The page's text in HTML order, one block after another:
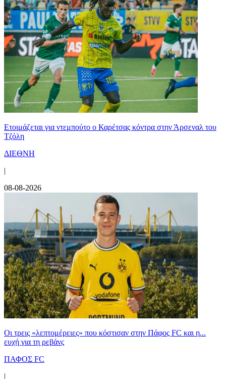
Ετοιμάζεται για ντεμπούτο ο Καρέτσας κόντρα στην Άρσεναλ του
Τζόλη
ΔΙΕΘΝΗ
|
08-08-2026
Οι τρεις «λεπτομέρειες» που κόστισαν στην Πάφος FC και η...
ευχή για τη ρεβάνς
ΠΑΦΟΣ FC
|